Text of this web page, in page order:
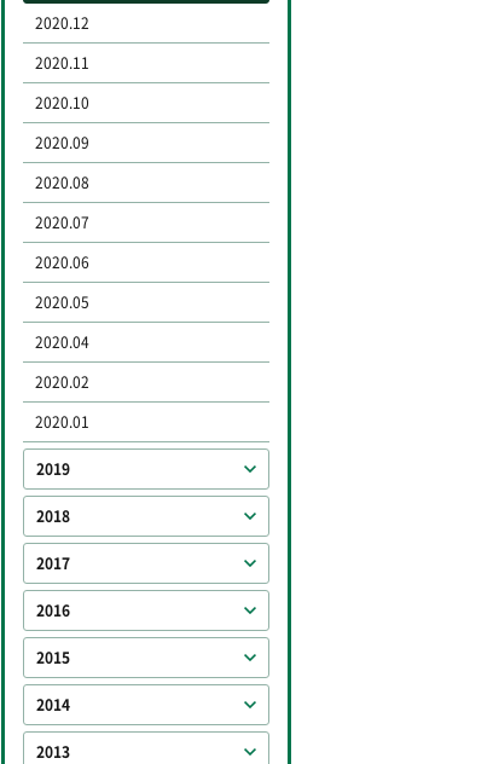
2020.12
2020.11
2020.10
2020.09
2020.08
2020.07
2020.06
2020.05
2020.04
2020.02
2020.01
2019
2018
2017
2016
2015
2014
2013